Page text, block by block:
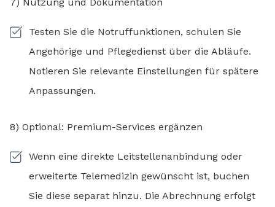
Testen Sie die Notruffunktionen, schulen Sie
Angehörige und Pflegedienst über die Abläufe.
Notieren Sie relevante Einstellungen für spätere
Anpassungen.
8) Optional: Premium-Services ergänzen
Wenn eine direkte Leitstellenanbindung oder
erweiterte Telemedizin gewünscht ist, buchen
Sie diese separat hinzu. Die Abrechnung erfolgt